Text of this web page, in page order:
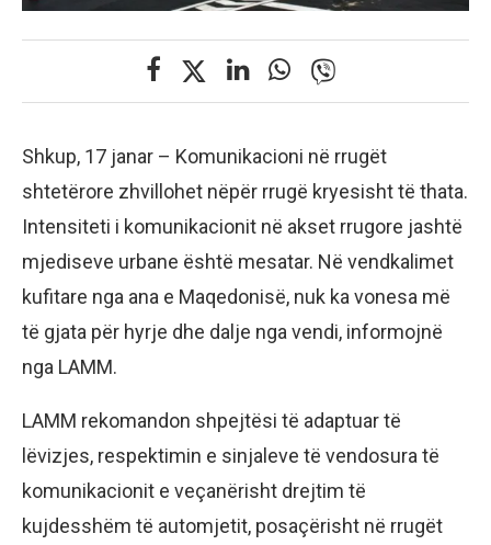
Shkup, 17 janar – Komunikacioni në rrugët
shtetërore zhvillohet nëpër rrugë kryesisht të thata.
Intensiteti i komunikacionit në akset rrugore jashtë
mjediseve urbane është mesatar. Në vendkalimet
kufitare nga ana e Maqedonisë, nuk ka vonesa më
të gjata për hyrje dhe dalje nga vendi, informojnë
nga LAMM.
LAMM rekomandon shpejtësi të adaptuar të
lëvizjes, respektimin e sinjaleve të vendosura të
komunikacionit e veçanërisht drejtim të
kujdesshëm të automjetit, posaçërisht në rrugët